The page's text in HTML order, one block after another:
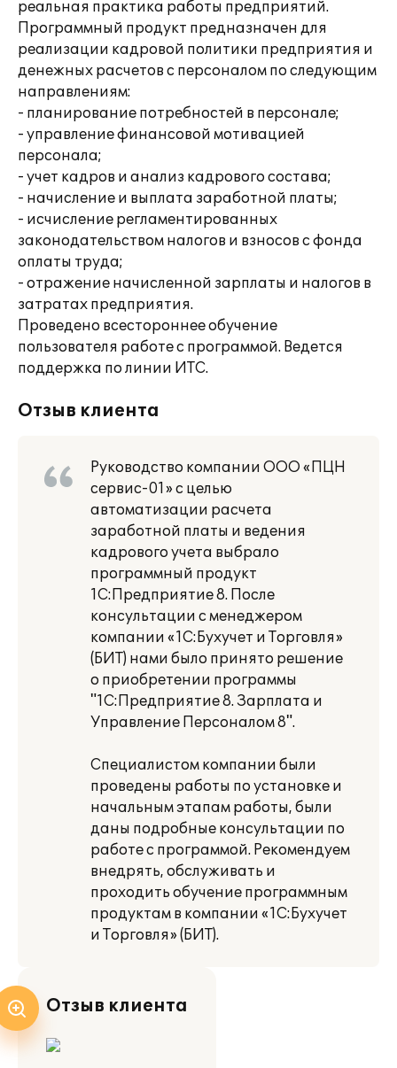
реальная практика работы предприятий.
Программный продукт предназначен для
реализации кадровой политики предприятия и
денежных расчетов с персоналом по следующим
направлениям:
- планирование потребностей в персонале;
- управление финансовой мотивацией
персонала;
- учет кадров и анализ кадрового состава;
- начисление и выплата заработной платы;
- исчисление регламентированных
законодательством налогов и взносов с фонда
оплаты труда;
- отражение начисленной зарплаты и налогов в
затратах предприятия.
Проведено всестороннее обучение
пользователя работе с программой. Ведется
поддержка по линии ИТС.
Отзыв клиента
Руководство компании ООО «ПЦН
сервис-01» с целью
автоматизации расчета
заработной платы и ведения
кадрового учета выбрало
программный продукт
1С:Предприятие 8. После
консультации с менеджером
компании «1С:Бухучет и Торговля»
(БИТ) нами было принято решение
о приобретении программы
"1С:Предприятие 8. Зарплата и
Управление Персоналом 8".
Специалистом компании были
проведены работы по установке и
начальным этапам работы, были
даны подробные консультации по
работе с программой. Рекомендуем
внедрять, обслуживать и
проходить обучение программным
продуктам в компании «1С:Бухучет
и Торговля» (БИТ).
Отзыв клиента